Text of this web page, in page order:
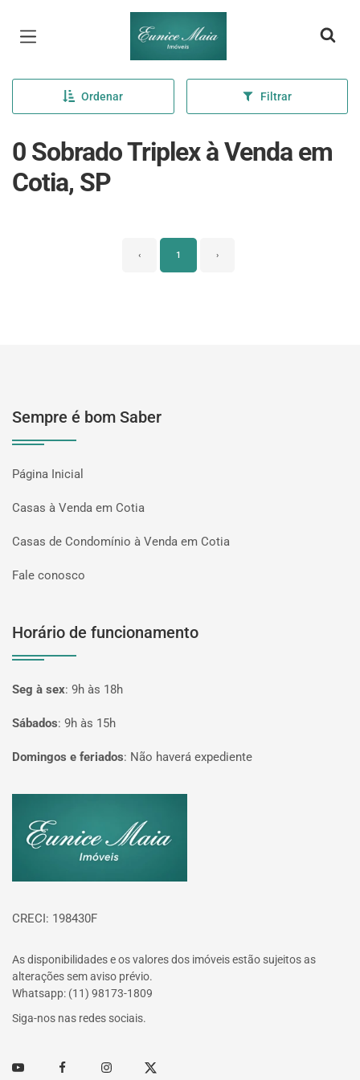
Página inicial
Ordenar Filtrar
0 Sobrado Triplex à Venda em
Cotia, SP
‹ 1 ›
Sempre é bom Saber
Página Inicial
Casas à Venda em Cotia
Casas de Condomínio à Venda em Cotia
Fale conosco
Horário de funcionamento
Seg à sex: 9h às 18h
Sábados: 9h às 15h
Domingos e feriados: Não haverá expediente
CRECI: 198430F
As disponibilidades e os valores dos imóveis estão sujeitos as
alterações sem aviso prévio.
Whatsapp: (11) 98173-1809
Siga-nos nas redes sociais.
Youtube FacebookInstagramTwitter